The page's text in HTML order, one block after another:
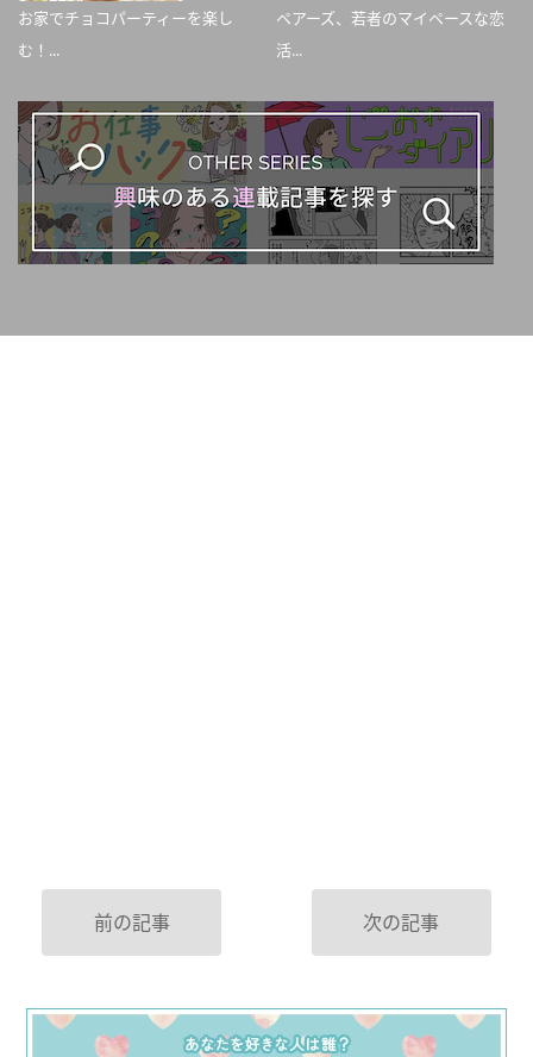
お家でチョコパーティーを楽し
む！...
ペアーズ、若者のマイペースな恋
活...
前の記事 次の記事